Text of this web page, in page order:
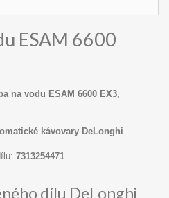
ESAM 6600
na vodu ESAM 6600 EX3,
kávovary DeLonghi
7313254471
dílu DeLonghi